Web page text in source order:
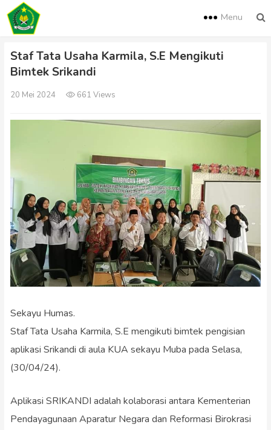
Menu
Staf Tata Usaha Karmila, S.E Mengikuti
Bimtek Srikandi
20 Mei 2024 661 Views
Sekayu Humas.
Staf Tata Usaha Karmila, S.E mengikuti bimtek pengisian
aplikasi Srikandi di aula KUA sekayu Muba pada Selasa,
(30/04/24).
Aplikasi SRIKANDI adalah kolaborasi antara Kementerian
Pendayagunaan Aparatur Negara dan Reformasi Birokrasi